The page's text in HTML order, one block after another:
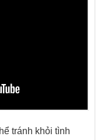
tránh khỏi tình